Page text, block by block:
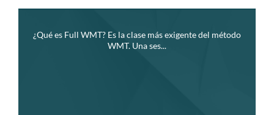
¿Qué es Full WMT? Es la clase más exigente del método
WMT. Una ses...